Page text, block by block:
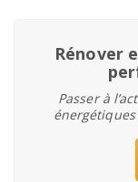
Rénover
Passer à